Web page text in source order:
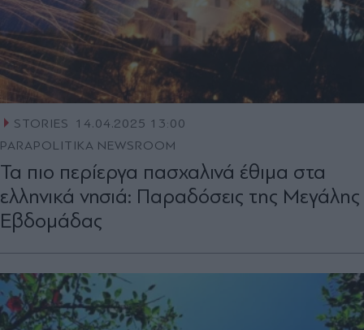
STORIES
14.04.2025 13:00
PARAPOLITIKA NEWSROOM
Τα πιο περίεργα πασχαλινά έθιμα στα
ελληνικά νησιά: Παραδόσεις της Μεγάλης
Εβδομάδας